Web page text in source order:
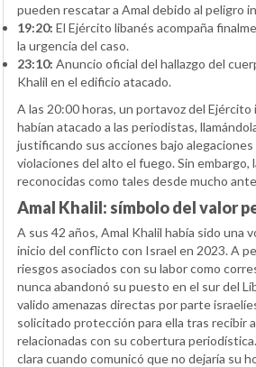
pueden rescatar a Amal debido al peligro
19:20: El Ejército libanés acompaña
la urgencia del caso.
23:10: Anuncio oficial del hallazgo del
Khalil en el edificio atacado.
A las 20:00 horas, un portavoz del
habían atacado a las periodistas,
justificando sus acciones bajo
violaciones del alto el fuego. Sin embargo,
reconocidas como tales desde mucho
Amal Khalil: símbolo del valor
A sus 42 años, Amal Khalil había sido una
inicio del conflicto con Israel en 2023. A
riesgos asociados con su labor como
nunca abandonó su puesto en el sur del
valido amenazas directas por parte
solicitado protección para ella tras recibir
relacionadas con su cobertura
clara cuando comunicó que no dejaría su